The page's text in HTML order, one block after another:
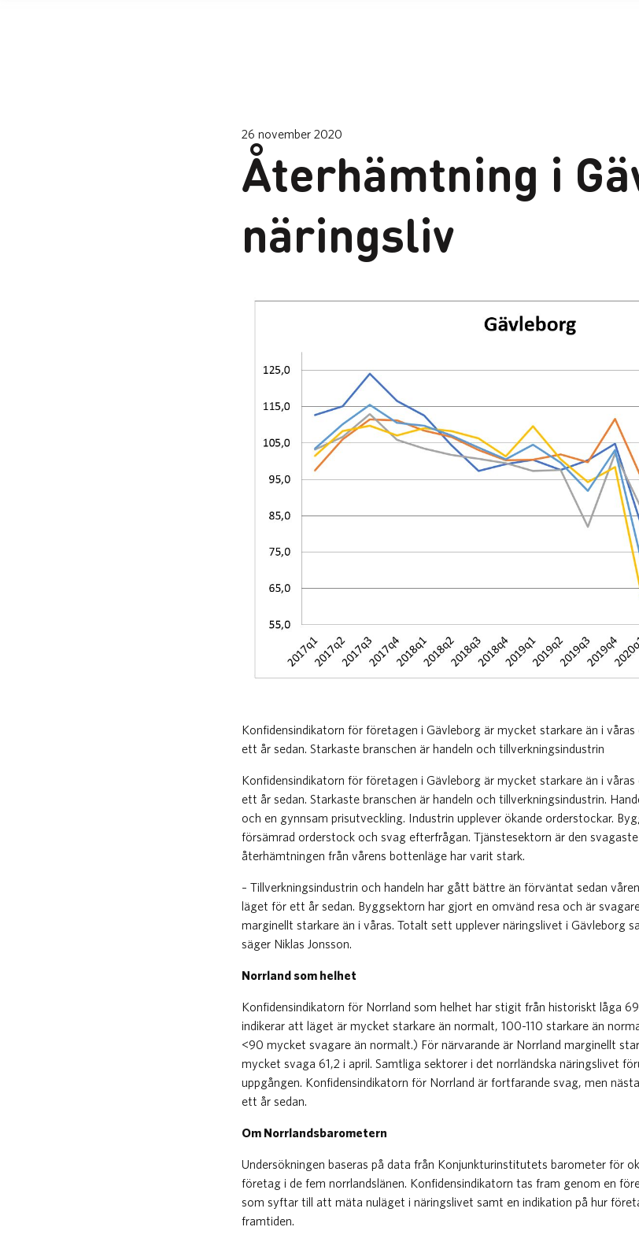
26 november 2020
Återhämtning i
näringsliv
Konfidensindikatorn för företagen i Gävleborg är mycket starkare än i
ett år sedan. Starkaste branschen är handeln och tillverkningsindustrin
Konfidensindikatorn för företagen i Gävleborg är mycket starkare än i
ett år sedan. Starkaste branschen är handeln och tillverkningsindustrin.
och en gynnsam prisutveckling. Industrin upplever ökande orderstockar.
försämrad orderstock och svag efterfrågan. Tjänstesektorn är den
återhämtningen från vårens bottenläge har varit stark.
– Tillverkningsindustrin och handeln har gått bättre än förväntat sedan
läget för ett år sedan. Byggsektorn har gjort en omvänd resa och är
marginellt starkare än i våras. Totalt sett upplever näringslivet i Gävleborg
säger Niklas Jonsson.
Norrland som helhet
Konfidensindikatorn för Norrland som helhet har stigit från historiskt låga
indikerar att läget är mycket starkare än normalt, 100-110 starkare än
<90 mycket svagare än normalt.) För närvarande är Norrland marginellt
mycket svaga 61,2 i april. Samtliga sektorer i det norrländska näringslivet
uppgången. Konfidensindikatorn för Norrland är fortfarande svag, men
ett år sedan.
Om Norrlandsbarometern
Undersökningen baseras på data från Konjunkturinstitutets barometer för
företag i de fem norrlandslänen. Konfidensindikatorn tas fram genom en
som syftar till att mäta nuläget i näringslivet samt en indikation på hur
framtiden.